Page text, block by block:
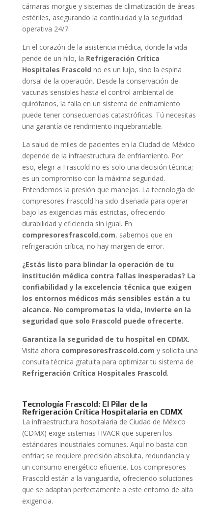
cámaras morgue y sistemas de climatización de áreas
estériles, asegurando la continuidad y la seguridad
operativa 24/7.
En el corazón de la asistencia médica, donde la vida
pende de un hilo, la Refrigeración Crítica
Hospitales Frascold no es un lujo, sino la espina
dorsal de la operación. Desde la conservación de
vacunas sensibles hasta el control ambiental de
quirófanos, la falla en un sistema de enfriamiento
puede tener consecuencias catastróficas. Tú necesitas
una garantía de rendimiento inquebrantable.
La salud de miles de pacientes en la Ciudad de México
depende de la infraestructura de enfriamiento. Por
eso, elegir a Frascold no es solo una decisión técnica;
es un compromiso con la máxima seguridad.
Entendemos la presión que manejas. La tecnología de
compresores Frascold ha sido diseñada para operar
bajo las exigencias más estrictas, ofreciendo
durabilidad y eficiencia sin igual. En
compresoresfrascold.com, sabemos que en
refrigeración crítica, no hay margen de error.
¿Estás listo para blindar la operación de tu
institución médica contra fallas inesperadas? La
confiabilidad y la excelencia técnica que exigen
los entornos médicos más sensibles están a tu
alcance. No comprometas la vida, invierte en la
seguridad que solo Frascold puede ofrecerte.
Garantiza la seguridad de tu hospital en CDMX.
Visita ahora compresoresfrascold.com y solicita una
consulta técnica gratuita para optimizar tu sistema de
Refrigeración Crítica Hospitales Frascold.
Tecnología Frascold: El Pilar de la
Refrigeración Crítica Hospitalaria en CDMX
La infraestructura hospitalaria de Ciudad de México
(CDMX) exige sistemas HVACR que superen los
estándares industriales comunes. Aquí no basta con
enfriar; se requiere precisión absoluta, redundancia y
un consumo energético eficiente. Los compresores
Frascold están a la vanguardia, ofreciendo soluciones
que se adaptan perfectamente a este entorno de alta
exigencia.